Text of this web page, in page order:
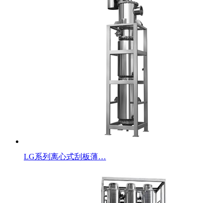
LG系列离心式刮板薄…